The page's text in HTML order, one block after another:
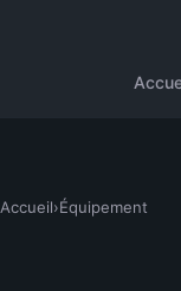
Accueil›Équipement